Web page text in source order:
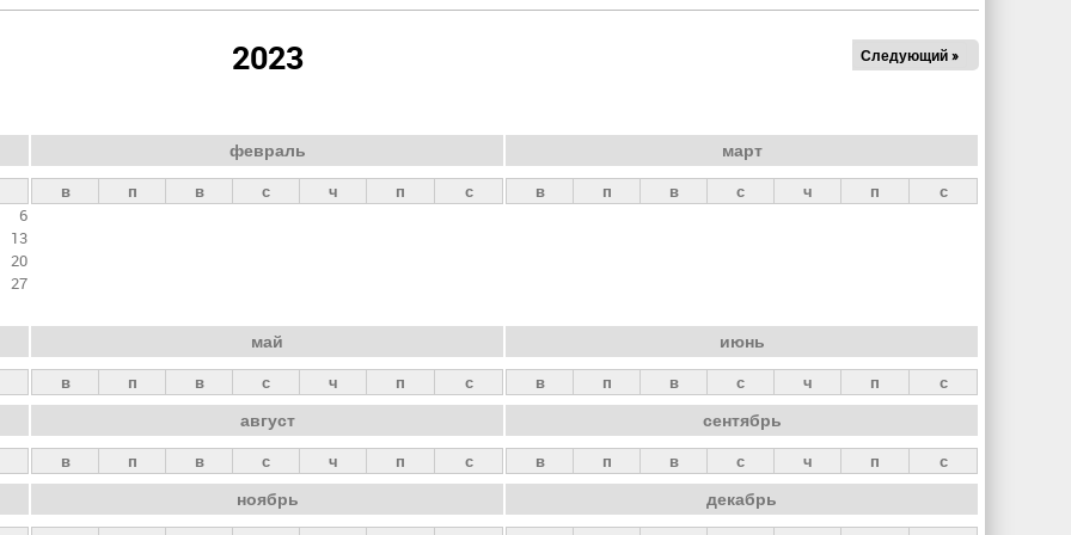
2023 Следующий »
6
13
20
27
февраль
в п в с ч п с
март
в п в с ч п с
май
в п в с ч п с
июнь
в п в с ч п с
август
в п в с ч п с
сентябрь
в п в с ч п с
ноябрь декабрь